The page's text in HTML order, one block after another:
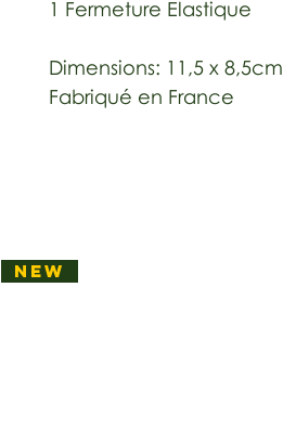
1 Fermeture Elastique
Dimensions: 11,5 x 8,5cm
Fabriqué en France
NEW